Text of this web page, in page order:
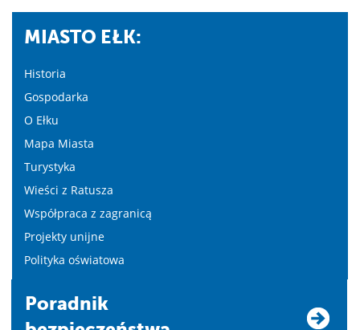
MIASTO EŁK:
Historia
Gospodarka
O Ełku
Mapa Miasta
Turystyka
Wieści z Ratusza
Współpraca z zagranicą
Projekty unijne
Polityka oświatowa
Poradnik